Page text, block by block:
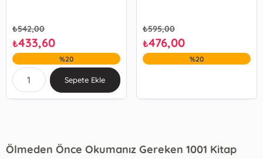
₺542,00
₺433,60
%20
Sepete Ekle
₺595,00
₺476,00
%20
Ölmeden Önce Okumanız Gereken 1001 Kitap